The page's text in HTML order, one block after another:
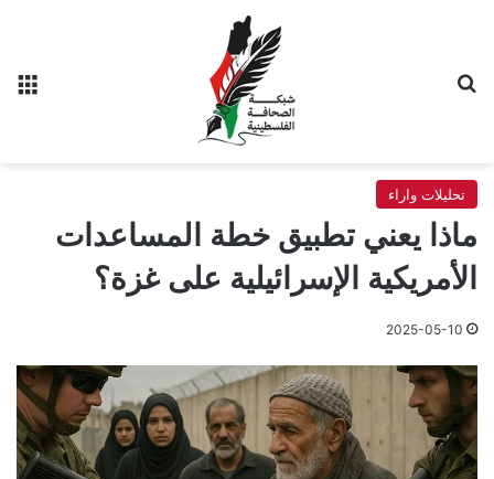
تحليلات واراء
ماذا يعني تطبيق خطة المساعدات
الأمريكية الإسرائيلية على غزة؟
2025-05-10